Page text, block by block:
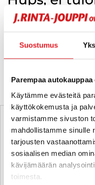
Suostumus
Parempaa
Käytämme evästeitä
käyttökokemusta ja
varmistamme sivuston
mahdollistamme sinulle
tarjousten
sosiaalisen median
kävijämäärän
toimesta.
Ei huolta, tässä